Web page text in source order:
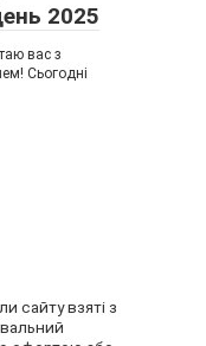
2025
вас з
Сьогодні
сайту взяті з